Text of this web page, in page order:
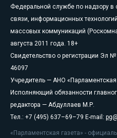
Федеральной службе по надзору в
связи, информационных
массовых коммуникаций
августа 2011 года. 18+
Свидетельство о регистрации Эл
46097
Учредитель — АНО «Парламентская
Исполняющий обязанности
редактора — Абдуллаев М.Р.
Тел.: +7 (495) 637–69–79 E-mail:
«Парламентская газета» -